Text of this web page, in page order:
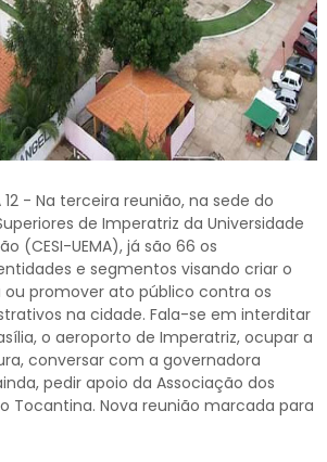
12 - Na terceira reunião, na sede do
de Imperatriz da Universidade
(CESI-UEMA), já são 66 os
e segmentos visando criar o
ou promover ato público contra os
na cidade. Fala-se em interditar
o aeroporto de Imperatriz, ocupar a
conversar com a governadora
pedir apoio da Associação dos
Tocantina. Nova reunião marcada para